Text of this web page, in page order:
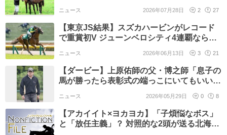
ニュース 2026年07月28日 2 27
【東京JS結果】スズカハービンがレコード
で重賞初V ジューンベロシティ4連覇ならず2
ニュース 2026年06月13日 3 21
【ダービー】上原佑師の父・博之師「息子の
馬が勝ったら表彰式の端っこにいてもいいか
ニュース 2026年05月29日 0 8
【アカイイト×ヨカヨカ】「子煩悩なボス」
と「放任主義」？ 対照的な2頭が送る北海道